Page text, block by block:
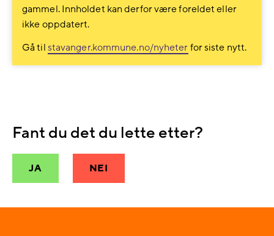
gammel. Innholdet kan derfor være foreldet eller
ikke oppdatert.
Gå til stavanger.kommune.no/nyheter for siste nytt.
Fant du det du lette etter?
JA NEI